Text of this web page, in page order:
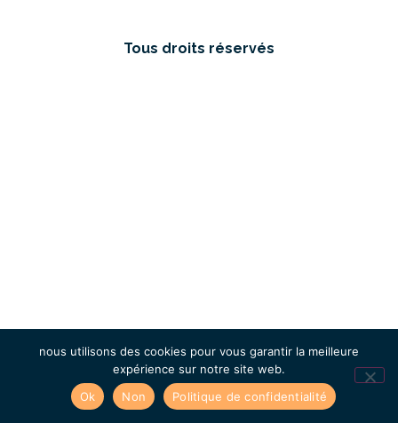
Tous droits réservés
nous utilisons des cookies pour vous garantir la meilleure
expérience sur notre site web.
Ok
Non Politique de confidentialité